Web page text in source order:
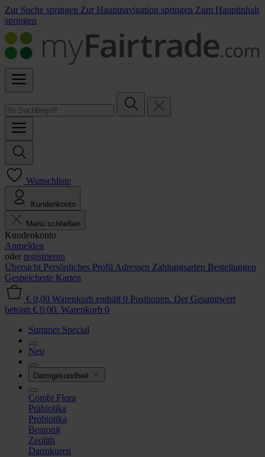
Zur Suche springen Zur Hauptnavigation springen Zum Hauptinhalt
springen
Wunschliste
Kundenkonto
Menü schließen
Kundenkonto
Anmelden
oder registrieren
Übersicht Persönliches Profil Adressen Zahlungsarten Bestellungen
Gespeicherte Karten
€ 0,00 Warenkorb enthält 0 Positionen. Der Gesamtwert
beträgt € 0,00. Warenkorb 0
Summer Special
Neu
Darmgesundheit
Combi Flora
Präbiotika
Probiotika
Bentonit
Zeolith
Darmkuren